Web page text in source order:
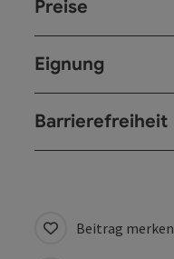
Preise
Eignung
Barrierefreiheit
Beitrag merken